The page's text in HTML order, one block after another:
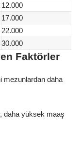
12.000
17.000
22.000
30.000
Faktörler
mezunlardan daha
daha yüksek maaş